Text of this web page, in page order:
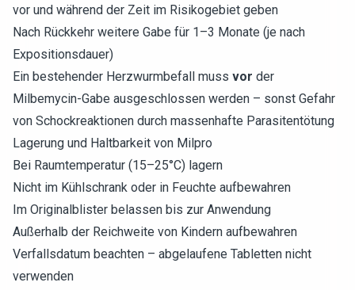
vor und während der Zeit im Risikogebiet geben
Nach Rückkehr weitere Gabe für 1–3 Monate (je nach
Expositionsdauer)
Ein bestehender Herzwurmbefall muss vor der
Milbemycin-Gabe ausgeschlossen werden – sonst Gefahr
von Schockreaktionen durch massenhafte Parasitentötung
Lagerung und Haltbarkeit von Milpro
Bei Raumtemperatur (15–25°C) lagern
Nicht im Kühlschrank oder in Feuchte aufbewahren
Im Originalblister belassen bis zur Anwendung
Außerhalb der Reichweite von Kindern aufbewahren
Verfallsdatum beachten – abgelaufene Tabletten nicht
verwenden